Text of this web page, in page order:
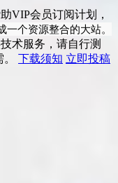
VIP会员订阅计划，
一个资源整合的大站。
术服务，请自行测
下载须知 立即投稿